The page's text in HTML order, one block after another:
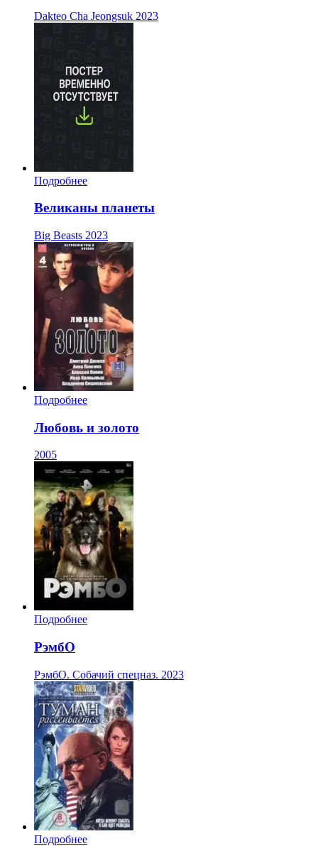
Dakteo Cha Jeongsuk 2023
Подробнее
Великаны планеты
Big Beasts 2023
Подробнее
Любовь и золото
2005
Подробнее
РэмбО
РэмбО. Собачий спецназ. 2023
Подробнее